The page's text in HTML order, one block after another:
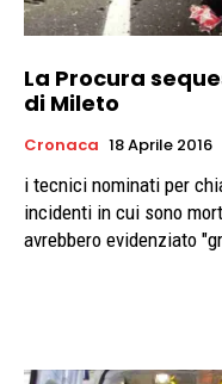
La Procura
di Mileto
Cronaca 18 Aprile 2016
i tecnici nominati per
incidenti in cui sono
avrebbero evidenziato